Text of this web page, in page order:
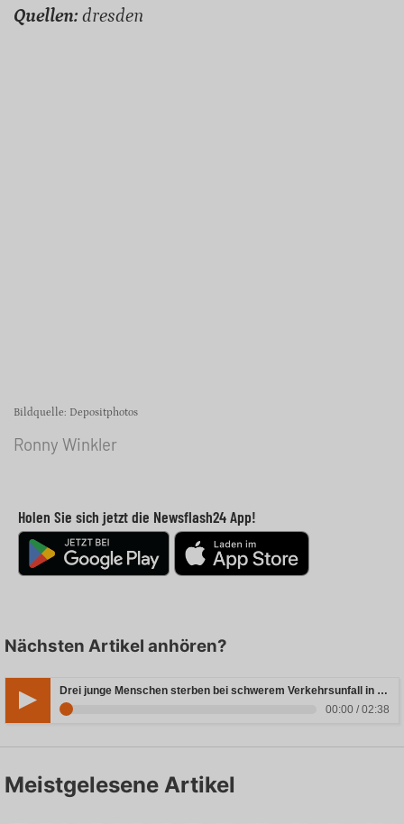
Quellen: dresden
Bildquelle: Depositphotos
Ronny Winkler
Holen Sie sich jetzt die Newsflash24 App!
Nächsten Artikel anhören?
Drei junge Menschen sterben bei schwerem Verkehrsunfall in Rheinland-Pfalz
00:00 / 02:38
Meistgelesene Artikel